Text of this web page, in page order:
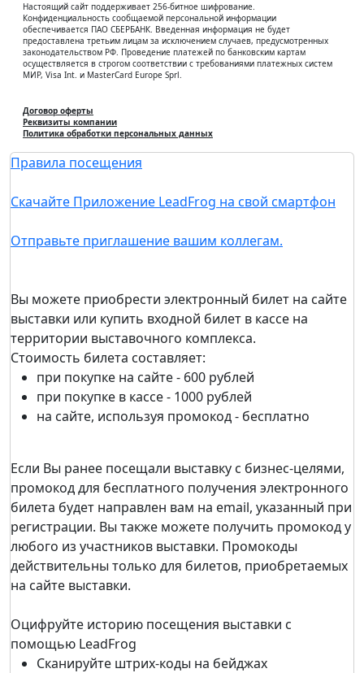
Настоящий сайт поддерживает 256-битное шифрование.
Конфиденциальность сообщаемой персональной информации
обеспечивается ПАО СБЕРБАНК. Введенная информация не будет
предоставлена третьим лицам за исключением случаев, предусмотренных
законодательством РФ. Проведение платежей по банковским картам
осуществляется в строгом соответствии с требованиями платежных систем
МИР, Visa Int. и MasterCard Europe Sprl.
Договор оферты
Реквизиты компании
Политика обработки персональных данных
Правила посещения
Скачайте Приложение LeadFrog на свой смартфон
Отправьте приглашение вашим коллегам.
Вы можете приобрести электронный билет на сайте
выставки или купить входной билет в кассе на
территории выставочного комплекса.
Стоимость билета составляет:
при покупке на сайте - 600 рублей
при покупке в кассе - 1000 рублей
на сайте, используя промокод - бесплатно
Если Вы ранее посещали выставку c бизнес-целями,
промокод для бесплатного получения электронного
билета будет направлен вам на email, указанный при
регистрации. Вы также можете получить промокод у
любого из участников выставки. Промокоды
действительны только для билетов, приобретаемых
на сайте выставки.
Оцифруйте историю посещения выставки с
помощью LeadFrog
Сканируйте штрих-коды на бейджах